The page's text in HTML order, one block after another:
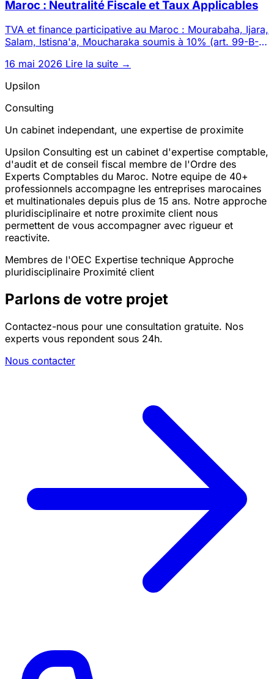
Maroc : Neutralité Fiscale et Taux Applicables
TVA et finance participative au Maroc : Mourabaha, Ijara,
Salam, Istisna'a, Moucharaka soumis à 10% (art. 99-B-
16 mai 2026 Lire la suite →
Upsilon
Consulting
Un cabinet independant, une expertise de proximite
Upsilon Consulting est un cabinet d'expertise comptable,
d'audit et de conseil fiscal membre de l'Ordre des
Experts Comptables du Maroc. Notre equipe de 40+
professionnels accompagne les entreprises marocaines
et multinationales depuis plus de 15 ans. Notre approche
pluridisciplinaire et notre proximite client nous
permettent de vous accompagner avec rigueur et
reactivite.
Membres de l'OEC Expertise technique Approche
pluridisciplinaire Proximité client
Parlons de votre projet
Contactez-nous pour une consultation gratuite. Nos
experts vous repondent sous 24h.
Nous contacter